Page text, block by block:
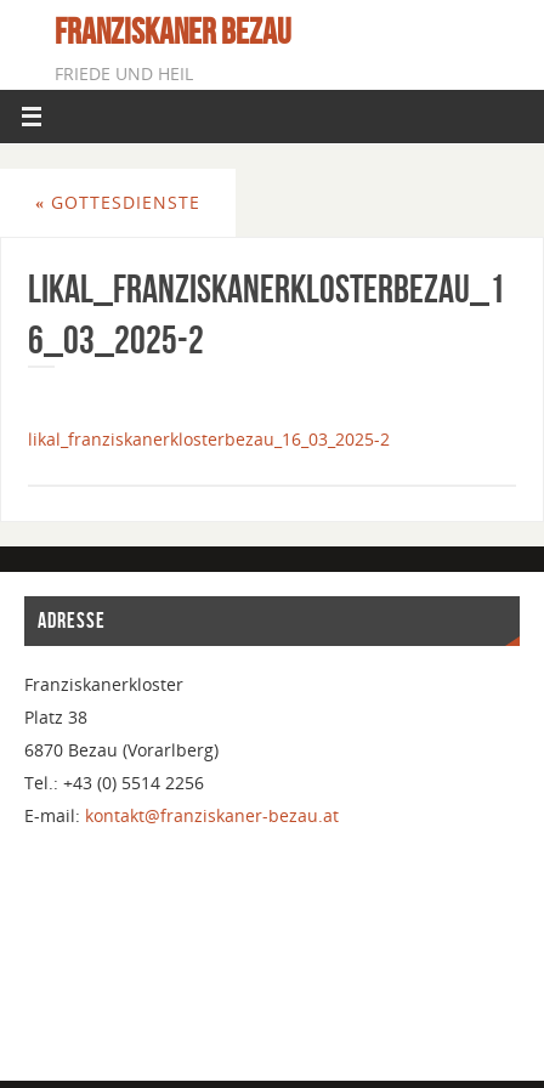
FRANZISKANER BEZAU
FRIEDE UND HEIL
« GOTTESDIENSTE
Likal_FranziskanerklosterBezau_1
6_03_2025-2
likal_franziskanerklosterbezau_16_03_2025-2
ADRESSE
Franziskanerkloster
Platz 38
6870 Bezau (Vorarlberg)
Tel.: +43 (0) 5514 2256
E-mail: kontakt@franziskaner-bezau.at